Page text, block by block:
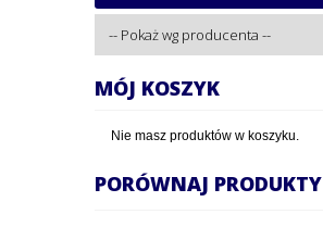
MÓJ KOSZYK
Nie masz produktów w koszyku.
PORÓWNAJ PRODUKTY